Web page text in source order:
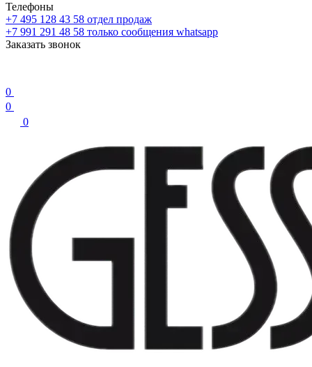
Телефоны
+7 495 128 43 58 отдел продаж
+7 991 291 48 58 только сообщения whatsapp
Заказать звонок
0
0
0